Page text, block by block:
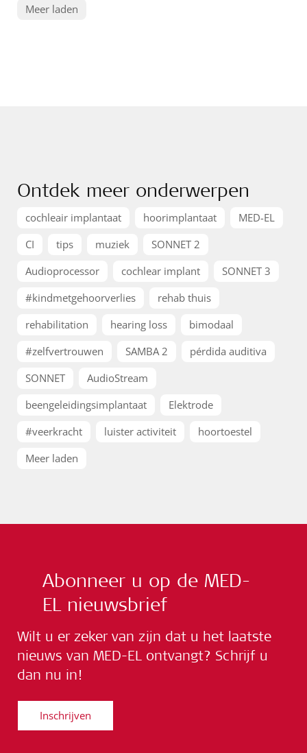
Meer laden
Ontdek meer onderwerpen
cochleair implantaat hoorimplantaat
MED-EL
CI
tips muziek
SONNET 2
Audioprocessor
cochlear implant
SONNET 3
#kindmetgehoorverlies
rehab thuis
rehabilitation
hearing loss
bimodaal
#zelfvertrouwen
SAMBA 2
pérdida auditiva
SONNET
AudioStream
beengeleidingsimplantaat
Elektrode
#veerkracht
luister activiteit
hoortoestel
Meer laden
Abonneer u op de MED-
EL nieuwsbrief
Wilt u er zeker van zijn dat u het laatste
nieuws van MED-EL ontvangt? Schrijf u
dan nu in!
Inschrijven